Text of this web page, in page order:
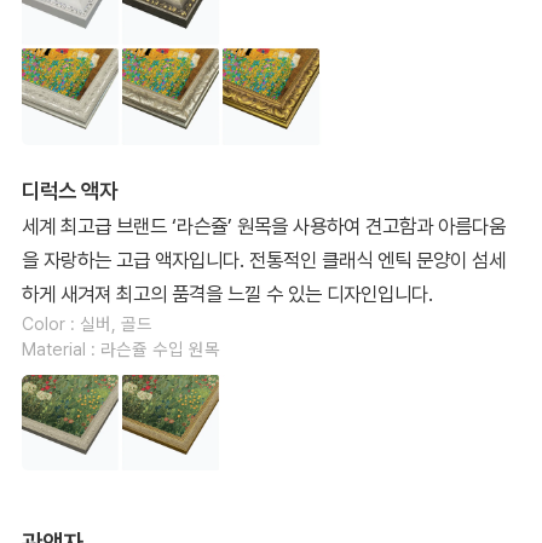
디럭스 액자
세계 최고급 브랜드 ‘라슨쥴’ 원목을 사용하여 견고함과 아름다움
을 자랑하는 고급 액자입니다. 전통적인 클래식 엔틱 문양이 섬세
하게 새겨져 최고의 품격을 느낄 수 있는 디자인입니다.
Color : 실버, 골드
Material : 라슨쥴 수입 원목